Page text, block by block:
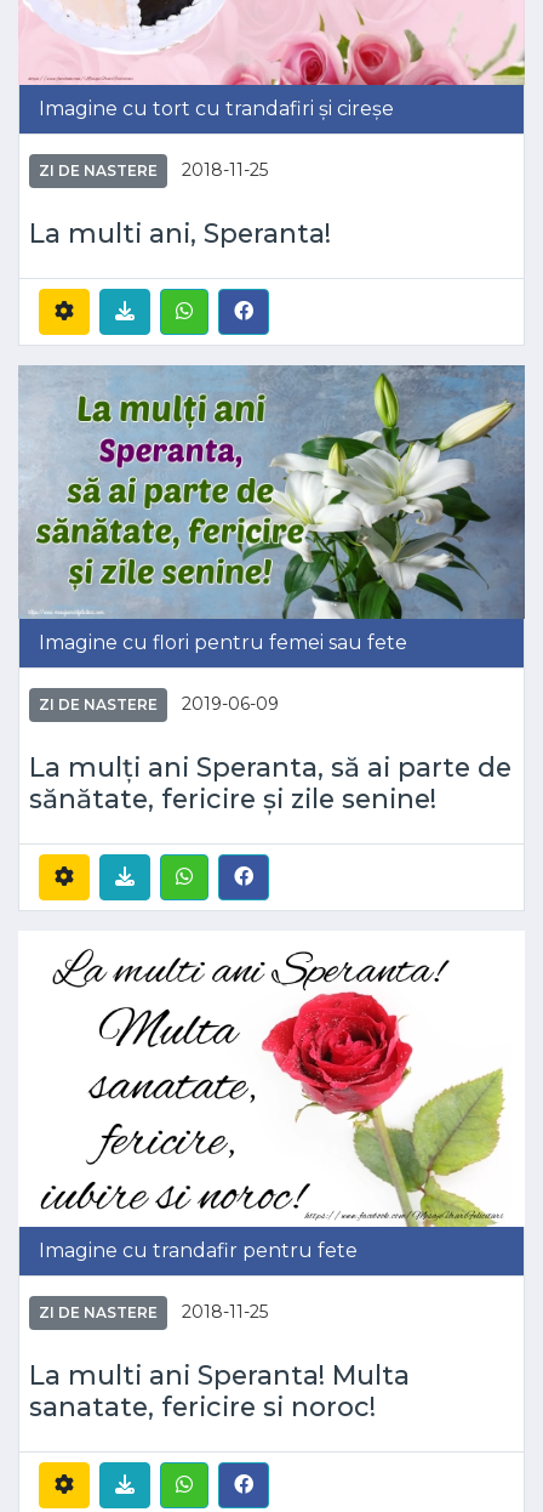
Imagine cu tort cu trandafiri și cireșe
ZI DE NASTERE 2018-11-25
La multi ani, Speranta!
Imagine cu flori pentru femei sau fete
ZI DE NASTERE 2019-06-09
La mulți ani Speranta, să ai parte de
sănătate, fericire și zile senine!
Imagine cu trandafir pentru fete
ZI DE NASTERE 2018-11-25
La multi ani Speranta! Multa
sanatate, fericire si noroc!